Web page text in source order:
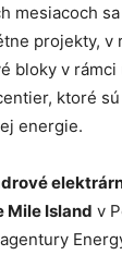
mesiacoch
projekty, v
bloky v
ktoré
energie.
Mile Island v